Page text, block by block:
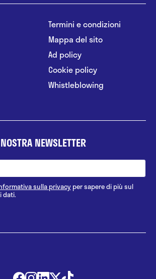
Termini e condizioni
Mappa del sito
Ad policy
Cookie policy
Whistleblowing
NEWSLETTER
sulla privacyper sapere di più sul
dati.